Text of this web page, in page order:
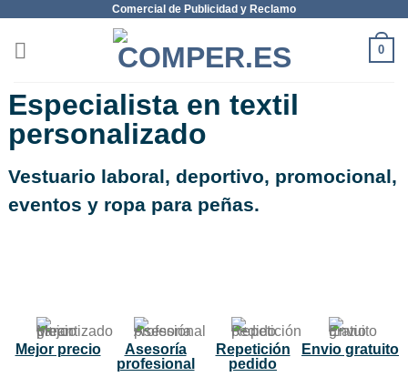
Comercial de Publicidad y Reclamo
0
Especialista en textil
personalizado
Vestuario laboral, deportivo, promocional,
eventos y ropa para peñas.
NUEVO Envio gratuito
Repetición
pedido
Asesoría
profesional
Mejor precio